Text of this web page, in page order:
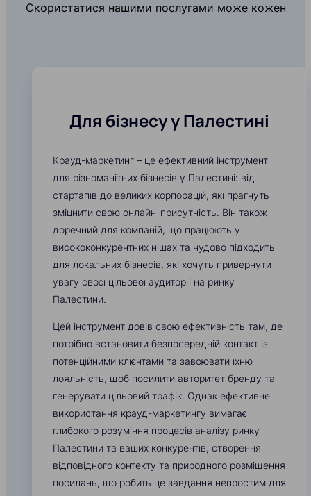
Скористатися нашими послугами може кожен
Для бізнесу у Палестині
Крауд-маркетинг – це ефективний інструмент
для різноманітних бізнесів у Палестині: від
стартапів до великих корпорацій, які прагнуть
зміцнити свою онлайн-присутність. Він також
доречний для компаній, що працюють у
висококонкурентних нішах та чудово підходить
для локальних бізнесів, які хочуть привернути
увагу своєї цільової аудиторії на ринку
Палестини.
Цей інструмент довів свою ефективність там, де
потрібно встановити безпосередній контакт із
потенційними клієнтами та завоювати їхню
лояльність, щоб посилити авторитет бренду та
генерувати цільовий трафік. Однак ефективне
використання крауд-маркетингу вимагає
глибокого розуміння процесів аналізу ринку
Палестини та ваших конкурентів, створення
відповідного контекту та природного розміщення
посилань, що робить це завдання непростим для